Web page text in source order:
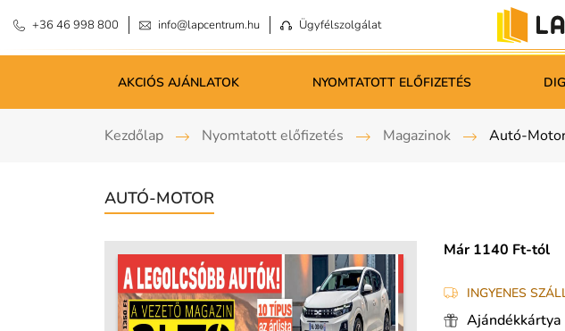
+36 46 998 800 info@lapcentrum.hu Ügyfélszolgálat
AKCIÓS AJÁNLATOK NYOMTATOTT ELŐFIZETÉS
Kezdőlap Nyomtatott előfizetés Magazinok Autó-
AUTÓ-MOTOR
Már 1140 Ft-tól
INGYENES